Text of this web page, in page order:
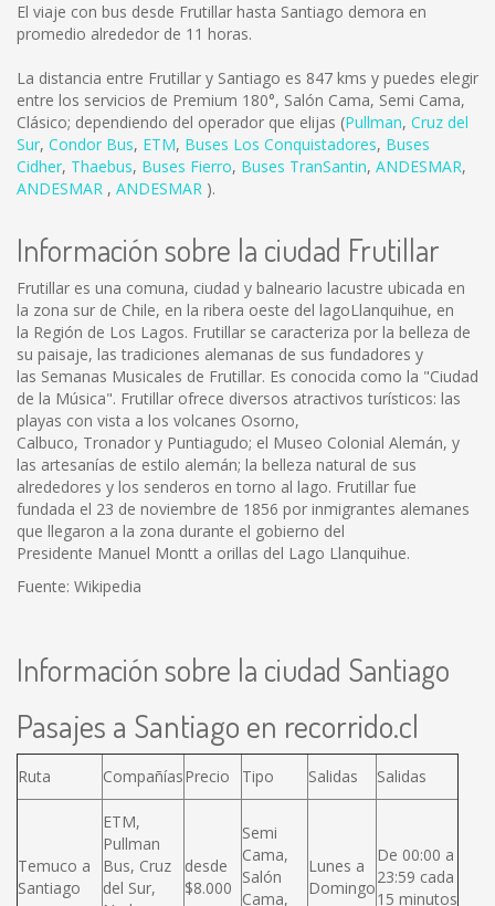
El viaje con bus desde Frutillar hasta Santiago demora en
promedio alrededor de 11 horas.
La distancia entre Frutillar y Santiago es 847 kms y puedes elegir
entre los servicios de Premium 180°, Salón Cama, Semi Cama,
Clásico; dependiendo del operador que elijas (Pullman, Cruz del
Sur, Condor Bus, ETM, Buses Los Conquistadores, Buses
Cidher, Thaebus, Buses Fierro, Buses TranSantin, ANDESMAR,
ANDESMAR , ANDESMAR ).
Información sobre la ciudad Frutillar
Frutillar es una comuna, ciudad y balneario lacustre ubicada en
la zona sur de Chile, en la ribera oeste del lagoLlanquihue, en
la Región de Los Lagos. Frutillar se caracteriza por la belleza de
su paisaje, las tradiciones alemanas de sus fundadores y
las Semanas Musicales de Frutillar. Es conocida como la "Ciudad
de la Música". Frutillar ofrece diversos atractivos turísticos: las
playas con vista a los volcanes Osorno,
Calbuco, Tronador y Puntiagudo; el Museo Colonial Alemán, y
las artesanías de estilo alemán; la belleza natural de sus
alrededores y los senderos en torno al lago. Frutillar fue
fundada el 23 de noviembre de 1856 por inmigrantes alemanes
que llegaron a la zona durante el gobierno del
Presidente Manuel Montt a orillas del Lago Llanquihue.
Fuente: Wikipedia
Información sobre la ciudad Santiago
Pasajes a Santiago en recorrido.cl
Ruta CompañíasPrecio Tipo Salidas Salidas
Temuco a
Santiago
ETM,
Pullman
Bus, Cruz
del Sur,
desde
$8.000
Semi
Cama,
Salón
Cama,
Lunes a
Domingo
De 00:00 a
23:59 cada
15 minutos